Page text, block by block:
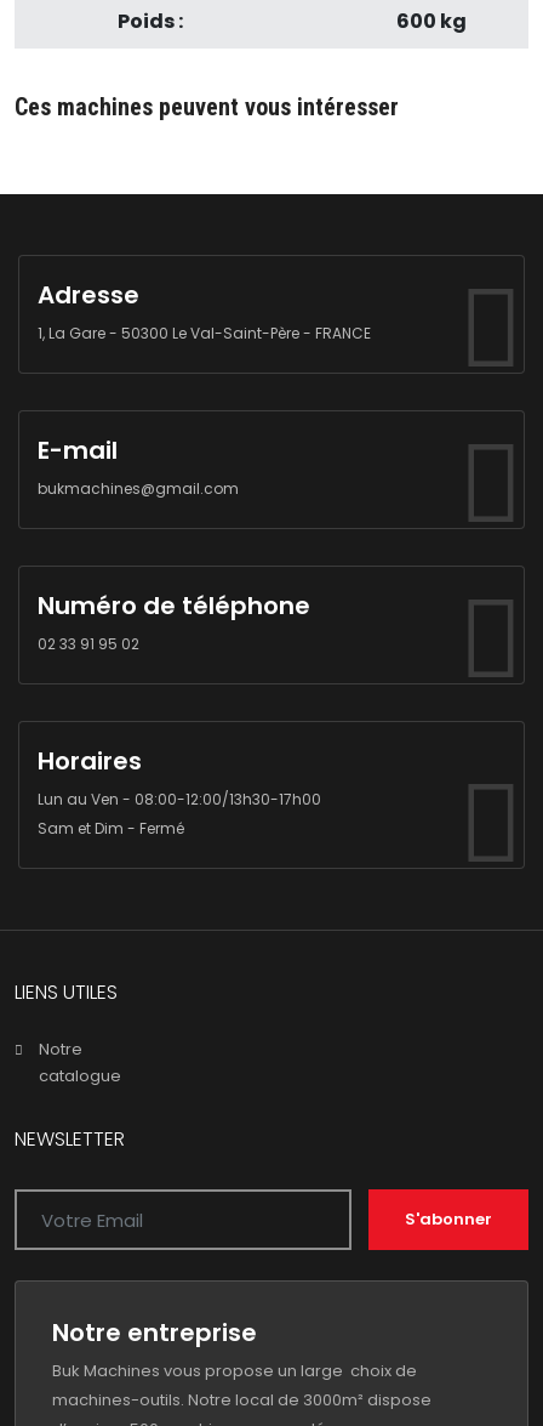
Poids :
600 kg
Ces machines peuvent vous intéresser
Adresse
1, La Gare - 50300 Le Val-Saint-Père - FRANCE
E-mail
bukmachines@gmail.com
Numéro de téléphone
02 33 91 95 02
Horaires
Lun au Ven - 08:00-12:00/13h30-17h00
Sam et Dim - Fermé
LIENS UTILES
Notre
catalogue
NEWSLETTER
S'abonner
Notre entreprise
Buk Machines vous propose un large choix de
machines-outils. Notre local de 3000m² dispose